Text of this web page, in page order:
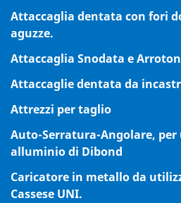
Attaccaglia dentata con fori
aguzze.
Attaccaglia Snodata e
Attaccaglie dentata da
Attrezzi per taglio
Auto-Serratura-Angolare,
alluminio di Dibond
Caricatore in metallo da
Cassese UNI.